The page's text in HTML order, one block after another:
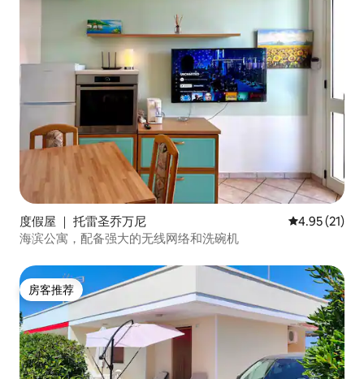
度假屋 ｜ 托雷圣乔万尼 平均评分
4.95 (21)
海滨公寓，配备强大的无线网络和洗碗机
房客推荐
房客推荐